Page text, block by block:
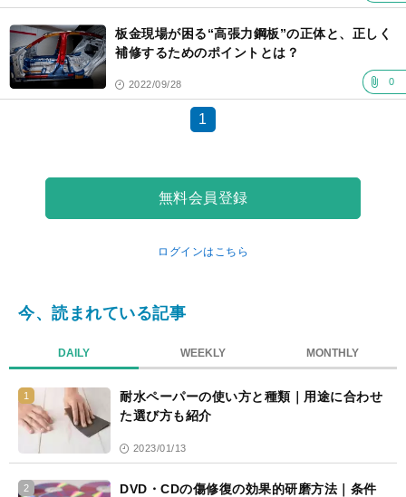
板金現場が困る“高張力鋼板”の正体と、正しく
補修するためのポイントとは？
2022/09/28 0
1
無料会員登録
ログインはこちら
今、読まれている記事
DAILY WEEKLY MONTHLY
1
耐水ペーパーの使い方と種類｜用途に合わせ
た選び方も紹介
2023/01/13
2
DVD・CDの傷修復の効果的研磨方法｜条件